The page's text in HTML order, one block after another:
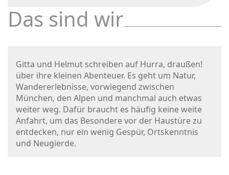
Das sind wir
Gitta und Helmut schreiben auf Hurra, draußen!
über ihre kleinen Abenteuer. Es geht um Natur,
Wandererlebnisse, vorwiegend zwischen
München, den Alpen und manchmal auch etwas
weiter weg. Dafür braucht es häufig keine weite
Anfahrt, um das Besondere vor der Haustüre zu
entdecken, nur ein wenig Gespür, Ortskenntnis
und Neugierde.